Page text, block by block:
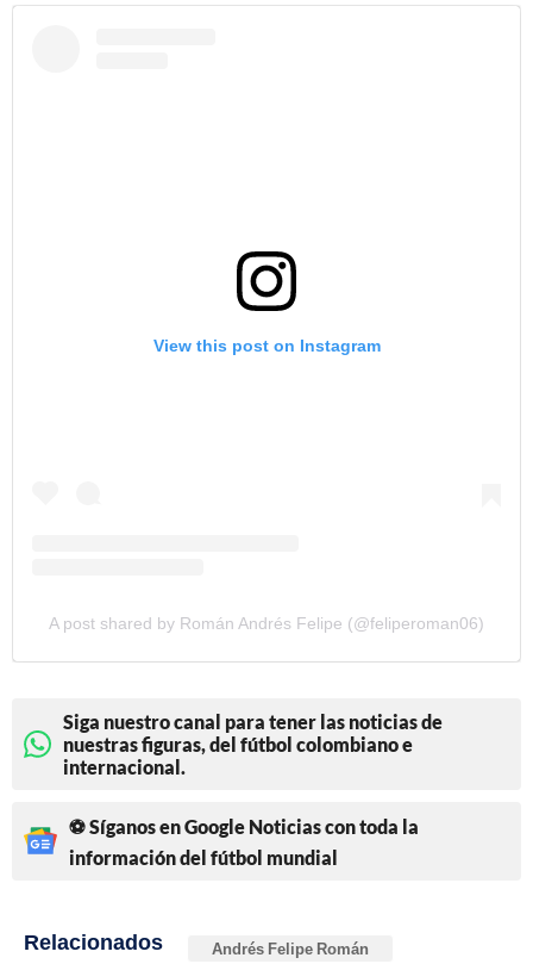
View this post on Instagram
A post shared by Román Andrés Felipe (@feliperoman06)
Siga nuestro canal para tener las noticias de
nuestras figuras, del fútbol colombiano e
internacional.
⚽ Síganos en Google Noticias con toda la
información del fútbol mundial
Relacionados Andrés Felipe Román